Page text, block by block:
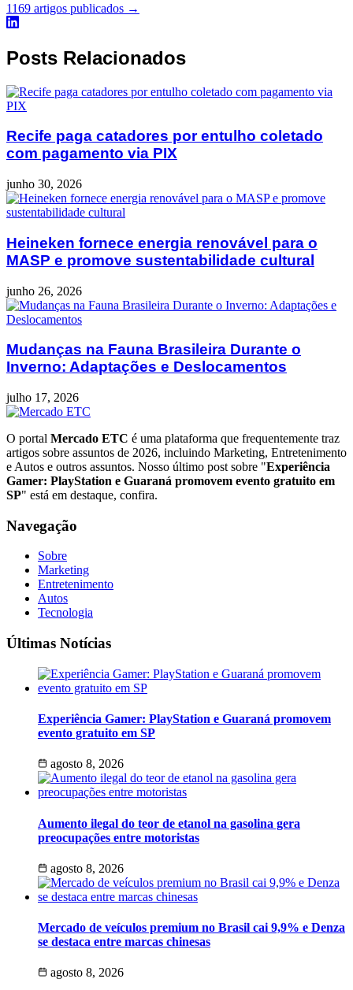
1169 artigos publicados →
Posts Relacionados
Recife paga catadores por entulho coletado
com pagamento via PIX
junho 30, 2026
Heineken fornece energia renovável para o
MASP e promove sustentabilidade cultural
junho 26, 2026
Mudanças na Fauna Brasileira Durante o
Inverno: Adaptações e Deslocamentos
julho 17, 2026
O portal Mercado ETC é uma plataforma que frequentemente traz
artigos sobre assuntos de 2026, incluindo Marketing, Entretenimento
e Autos e outros assuntos. Nosso último post sobre "Experiência
Gamer: PlayStation e Guaraná promovem evento gratuito em
SP" está em destaque, confira.
Navegação
Sobre
Marketing
Entretenimento
Autos
Tecnologia
Últimas Notícias
Experiência Gamer: PlayStation e Guaraná promovem
evento gratuito em SP
agosto 8, 2026
Aumento ilegal do teor de etanol na gasolina gera
preocupações entre motoristas
agosto 8, 2026
Mercado de veículos premium no Brasil cai 9,9% e Denza
se destaca entre marcas chinesas
agosto 8, 2026